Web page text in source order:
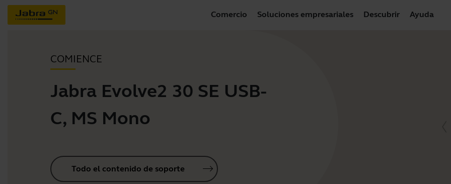
Comercio Soluciones empresariales Descubrir Ayuda
COMIENCE
Jabra Evolve2 30 SE USB-
C, MS Mono
Todo el contenido de soporte